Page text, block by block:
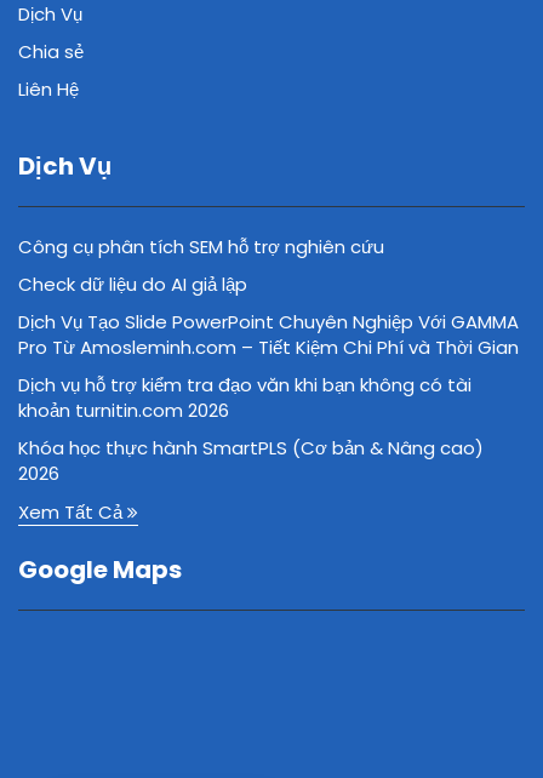
Dịch Vụ
Chia sẻ
Liên Hệ
Dịch Vụ
Công cụ phân tích SEM hỗ trợ nghiên cứu
Check dữ liệu do AI giả lập
Dịch Vụ Tạo Slide PowerPoint Chuyên Nghiệp Với GAMMA
Pro Từ Amosleminh.com – Tiết Kiệm Chi Phí và Thời Gian
Dịch vụ hỗ trợ kiểm tra đạo văn khi bạn không có tài
khoản turnitin.com 2026
Khóa học thực hành SmartPLS (Cơ bản & Nâng cao)
2026
Xem Tất Cả
Google Maps